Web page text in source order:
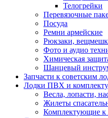
Телогрейки
Перевязочные
Посуда
Ремни армейские
Рюкзаки,
Фото и аудио
Химическая
Шанцевый
Запчасти к советским
Лодки ПВХ и
Весла, лопасти,
Жилеты
Комплектующие к